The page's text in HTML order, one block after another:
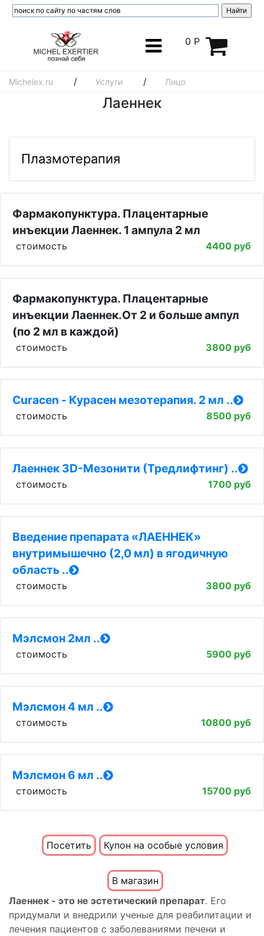
0 Р
Michelex.ru / Услуги / Лицо
Лаеннек
Плазмотерапия
Фармакопунктура. Плацентарные
инъекции Лаеннек. 1 ампула 2 мл
стоимость 4400 руб
Фармакопунктура. Плацентарные
инъекции Лаеннек.От 2 и больше ампул
(по 2 мл в каждой)
стоимость 3800 руб
Curacen - Курасен мезотерапия. 2 мл ..
стоимость 8500 руб
Лаеннек 3D-Мезонити (Тредлифтинг) ..
стоимость 1700 руб
Введение препарата «ЛАЕННЕК»
внутримышечно (2,0 мл) в ягодичную
область ..
стоимость 3800 руб
Мэлсмон 2мл ..
стоимость 5900 руб
Мэлсмон 4 мл ..
стоимость 10800 руб
Мэлсмон 6 мл ..
стоимость 15700 руб
Посетить Купон на особые условия
В магазин
Лаеннек - это не эстетический препарат. Его
придумали и внедрили ученые для реабилитации и
лечения пациентов с заболеваниями печени и